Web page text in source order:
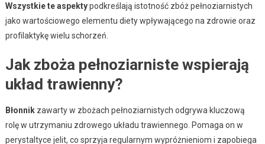
Wszystkie te aspektypodkreślają istotność zbóż pełnoziarnistych
jako wartościowego elementu diety wpływającego na zdrowie oraz
profilaktykę wielu schorzeń.
Jak zboża pełnoziarniste wspierają
układ trawienny?
Błonnikzawarty w zbożach pełnoziarnistych odgrywa kluczową
rolę w utrzymaniu zdrowego układu trawiennego. Pomaga on w
perystaltyce jelit, co sprzyja regularnym wypróżnieniom i zapobiega